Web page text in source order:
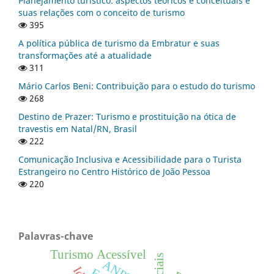
suas relações com o conceito de turismo
395
A política pública de turismo da Embratur e suas
transformações até a atualidade
311
Mário Carlos Beni: Contribuição para o estudo do turismo
268
Destino de Prazer: Turismo e prostituição na ótica de
travestis em Natal/RN, Brasil
222
Comunicação Inclusiva e Acessibilidade para o Turista
Estrangeiro no Centro Histórico de João Pessoa
220
Palavras-chave
Turismo Acessível